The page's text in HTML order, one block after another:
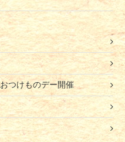
つけものデー開催